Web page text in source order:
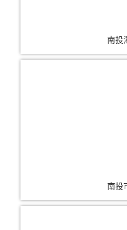
南投
南投